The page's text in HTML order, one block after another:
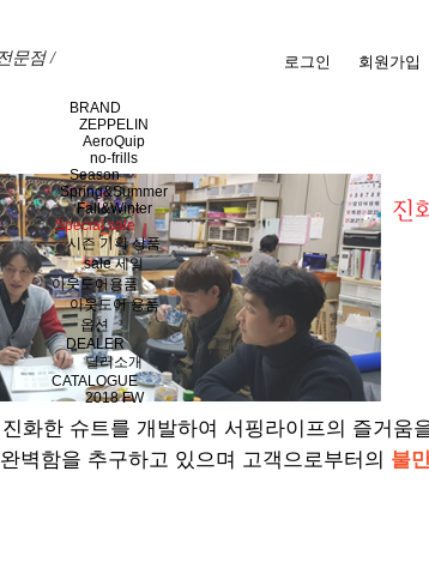
문점 /
로그인 회원가입
BRAND
ZEPPELIN
AeroQuip
no-frills
Season
Spring&Summer
Fall&Winter
Special sale
시즌 기획 상품
sale 세일
아웃도어용품
아웃도어 용품
옵션
DEALER
딜러소개
CATALOGUE
2018 FW
화한 슈트를 개발하여 서핑라이프의 즐거움
벽함을 추구하고 있으며 고객으로부터의 불